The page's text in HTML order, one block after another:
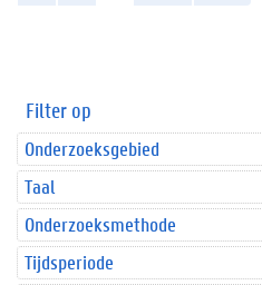
Filter op
Onderzoeksgebied
Taal
Onderzoeksmethode
Tijdsperiode